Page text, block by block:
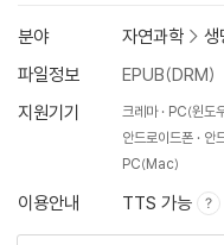
분야 자연과학 > 생
파일정보
EPUB(DRM)
지원기기
크레마 PC(윈도
안드로이드폰
안
PC(Mac)
이용안내 TTS 가능